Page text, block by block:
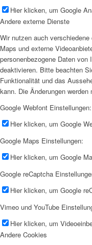
Hier klicken, um Google
Andere externe Dienste
Wir nutzen auch
Maps und externe
personenbezogene Daten
deaktivieren. Bitte beachten
Funktionalität und das
kann. Die Änderungen
Google Webfont Einstellungen:
Hier klicken, um Google
Google Maps Einstellungen:
Hier klicken, um Google
Google reCaptcha
Hier klicken, um Google
Vimeo und YouTube
Hier klicken, um
Andere Cookies